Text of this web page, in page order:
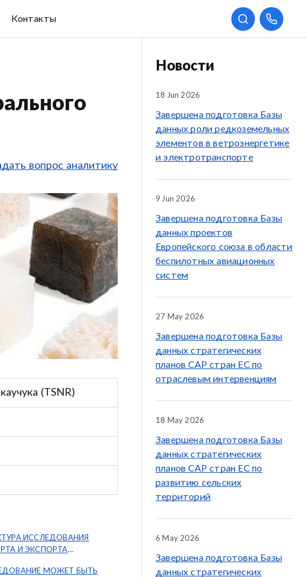
Контакты
вопрос аналитику
(TSNR)
ИССЛЕДОВАНИЯ
И ЭКСПОРТА
МОЖЕТ БЫТЬ
Новости
18 Jun 2026
Завершена подготовка Базы
данных роли редкоземельных
элементов в ветроэнергетике
и электротранспорте
9 Jun 2026
Завершена подготовка Базы
данных проектов
Европейского союза в области
беспилотных авиационных
систем
27 May 2026
Завершена подготовка Базы
данных стратегических
планов CAP стран ЕС по
отраслевым интервенциям
18 May 2026
Завершена подготовка Базы
данных стратегических
планов CAP стран ЕС по
развитию сельских
территорий
6 May 2026
Завершена подготовка Базы
данных стратегических